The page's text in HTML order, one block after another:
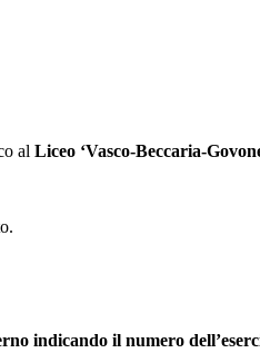
al Liceo ‘Vasco-Beccaria-
indicando il numero